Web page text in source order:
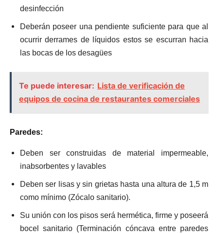
desinfección
Deberán poseer una pendiente suficiente para que al
ocurrir derrames de líquidos estos se escurran hacia
las bocas de los desagües
Te puede interesar: Lista de verificación de
equipos de cocina de restaurantes comerciales
Paredes:
Deben ser construidas de material impermeable,
inabsorbentes y lavables
Deben ser lisas y sin grietas hasta una altura de 1,5 m
como mínimo (Zócalo sanitario).
Su unión con los pisos será hermética, firme y poseerá
bocel sanitario (Terminación cóncava entre paredes